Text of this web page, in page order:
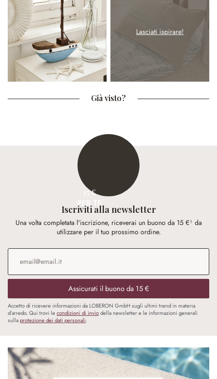
Lasciati ispirare!
Già visto?
15 €
PER TE
Iscriviti alla newsletter
Una volta completata l'iscrizione, riceverai un buono da 15 €¹ da
utilizzare per il tuo prossimo ordine.
Indirizzo e-mail
Assicurati il buono da 15 €
Accetto di ricevere informazioni da LOBERON GmbH sugli ultimi trend in materia
d’arredo. Qui trovi lecondizioni di inviodella newsletter e le informazioni generali
sullaprotezione dei dati personali.